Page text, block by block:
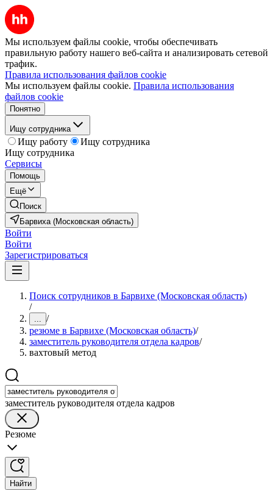
Мы используем файлы cookie, чтобы обеспечивать
правильную работу нашего веб-сайта и анализировать сетевой
трафик.
Правила использования файлов cookie
Мы используем файлы cookie. Правила использования
файлов cookie
Понятно
Ищу сотрудника
Ищу работу
Ищу сотрудника
Ищу сотрудника
Сервисы
Помощь
Ещё
Поиск
Барвиха (Московская область)
Войти
Войти
Зарегистрироваться
Поиск сотрудников в Барвихе (Московская область)
/
... /
резюме в Барвихе (Московская область)/
заместитель руководителя отдела кадров/
вахтовый метод
заместитель руководителя отдела кадров
Резюме
Найти